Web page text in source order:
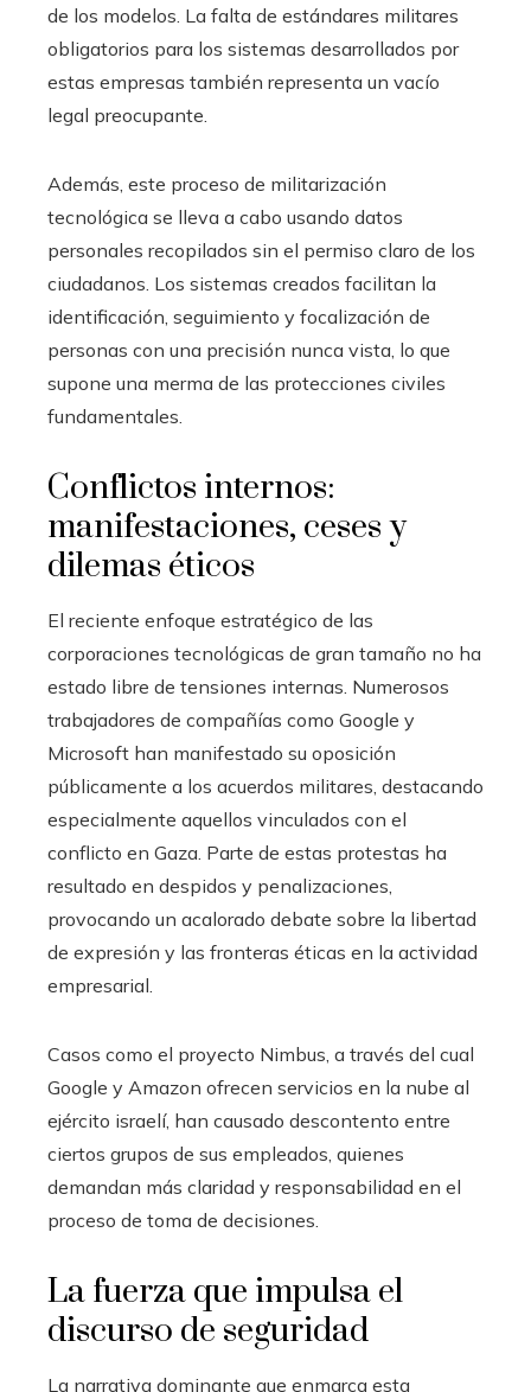
de los modelos. La falta de estándares militares
obligatorios para los sistemas desarrollados por
estas empresas también representa un vacío
legal preocupante.
Además, este proceso de militarización
tecnológica se lleva a cabo usando datos
personales recopilados sin el permiso claro de los
ciudadanos. Los sistemas creados facilitan la
identificación, seguimiento y focalización de
personas con una precisión nunca vista, lo que
supone una merma de las protecciones civiles
fundamentales.
Conflictos internos:
manifestaciones, ceses y
dilemas éticos
El reciente enfoque estratégico de las
corporaciones tecnológicas de gran tamaño no ha
estado libre de tensiones internas. Numerosos
trabajadores de compañías como Google y
Microsoft han manifestado su oposición
públicamente a los acuerdos militares, destacando
especialmente aquellos vinculados con el
conflicto en Gaza. Parte de estas protestas ha
resultado en despidos y penalizaciones,
provocando un acalorado debate sobre la libertad
de expresión y las fronteras éticas en la actividad
empresarial.
Casos como el proyecto Nimbus, a través del cual
Google y Amazon ofrecen servicios en la nube al
ejército israelí, han causado descontento entre
ciertos grupos de sus empleados, quienes
demandan más claridad y responsabilidad en el
proceso de toma de decisiones.
La fuerza que impulsa el
discurso de seguridad
La narrativa dominante que enmarca esta